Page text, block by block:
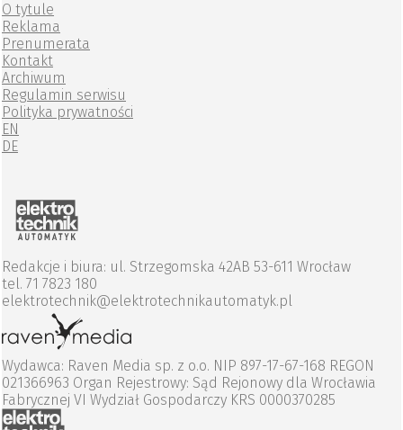
O tytule
Reklama
Prenumerata
Kontakt
Archiwum
Regulamin serwisu
Polityka prywatności
EN
DE
Redakcje i biura: ul. Strzegomska 42AB 53-611 Wrocław
tel. 71 7823 180
elektrotechnik@elektrotechnikautomatyk.pl
Wydawca: Raven Media sp. z o.o. NIP 897-17-67-168 REGON
021366963 Organ Rejestrowy: Sąd Rejonowy dla Wrocławia
Fabrycznej VI Wydział Gospodarczy KRS 0000370285